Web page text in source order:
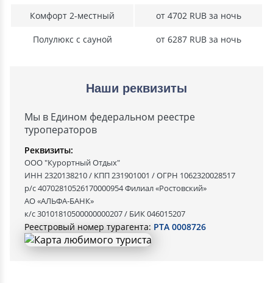
Комфорт 2-местный от 4702 RUB за ночь
Полулюкс с сауной от 6287 RUB за ночь
Наши реквизиты
Мы в Едином федеральном реестре
туроператоров
Реквизиты:
ООО "Курортный Отдых"
ИНН 2320138210 / КПП 231901001 / ОГРН 1062320028517
р/с 40702810526170000954 Филиал «Ростовский»
АО «АЛЬФА-БАНК»
к/с 30101810500000000207 / БИК 046015207
Реестровый номер турагента: РТА 0008726